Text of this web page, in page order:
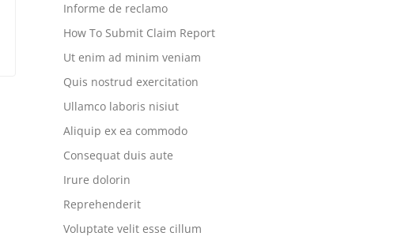
Informe de reclamo
How To Submit Claim Report
Ut enim ad minim veniam
Quis nostrud exercitation
Ullamco laboris nisiut
Aliquip ex ea commodo
Consequat duis aute
Irure dolorin
Reprehenderit
Voluptate velit esse cillum